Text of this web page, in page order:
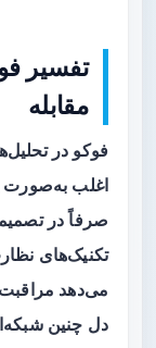
تفسیر
مقابله
فوکو در
اغلب به‌صورت
صرفاً در
تکنیک‌های
می‌دهد
دل چنین